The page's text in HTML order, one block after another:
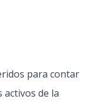
para contar
activos de la